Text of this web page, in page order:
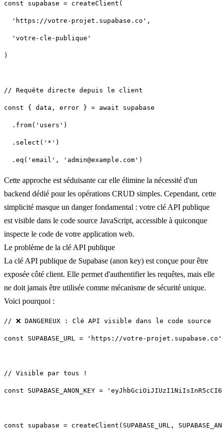
)
Cette approche est séduisante car elle élimine la nécessité d'un
backend dédié pour les opérations CRUD simples. Cependant, cette
simplicité masque un danger fondamental : votre clé API publique
est visible dans le code source JavaScript, accessible à quiconque
inspecte le code de votre application web.
Le problème de la clé API publique
La clé API publique de Supabase (anon key) est conçue pour être
exposée côté client. Elle permet d'authentifier les requêtes, mais elle
ne doit jamais être utilisée comme mécanisme de sécurité unique.
Voici pourquoi :
const SUPABASE_URL = 'https://votre-projet.supabase.co'
const SUPABASE_ANON_KEY =
const supabase = createClient(SUPABASE_URL,